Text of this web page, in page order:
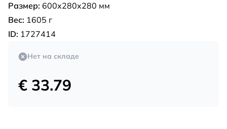
Размер: 600х280х280 мм
Вес: 1605 г
ID: 1727414
Нет на складе
€ 33.79